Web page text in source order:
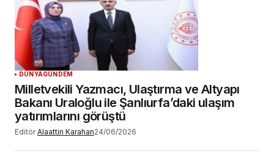
DÜNYAGÜNDEM
Milletvekili Yazmacı, Ulaştırma ve Altyapı
Bakanı Uraloğlu ile Şanlıurfa’daki ulaşım
yatırımlarını görüştü
Editör Alaattin Karahan24/06/2026